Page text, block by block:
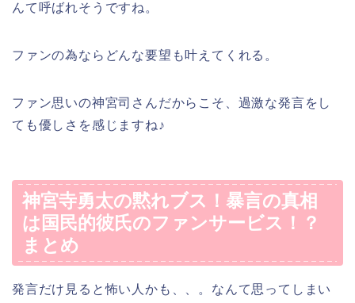
んて呼ばれそうですね。
ファンの為ならどんな要望も叶えてくれる。
ファン思いの神宮司さんだからこそ、過激な発言をし
ても優しさを感じますね♪
神宮寺勇太の黙れブス！暴言の真相
は国民的彼氏のファンサービス！？
まとめ
発言だけ見ると怖い人かも、、。なんて思ってしまい